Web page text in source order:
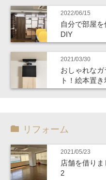
2022/06/15
自分で部屋
DIY
2021/03/30
おしゃれな
ト！絵本置き
リフォーム
2021/05/23
店舗を借り
2